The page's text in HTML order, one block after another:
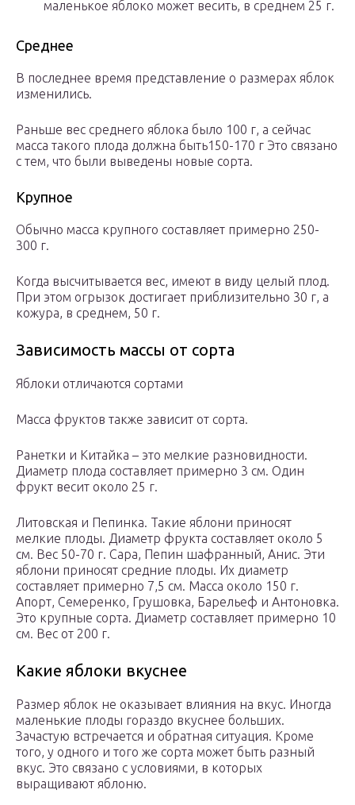
маленькое яблоко может весить, в среднем 25 г.
Среднее
В последнее время представление о размерах яблок
изменились.
Раньше вес среднего яблока было 100 г, а сейчас
масса такого плода должна быть150-170 г Это связано
с тем, что были выведены новые сорта.
Крупное
Обычно масса крупного составляет примерно 250-
300 г.
Когда высчитывается вес, имеют в виду целый плод.
При этом огрызок достигает приблизительно 30 г, а
кожура, в среднем, 50 г.
Зависимость массы от сорта
Яблоки отличаются сортами
Масса фруктов также зависит от сорта.
Ранетки и Китайка – это мелкие разновидности.
Диаметр плода составляет примерно 3 см. Один
фрукт весит около 25 г.
Литовская и Пепинка. Такие яблони приносят
мелкие плоды. Диаметр фрукта составляет около 5
см. Вес 50-70 г. Сара, Пепин шафранный, Анис. Эти
яблони приносят средние плоды. Их диаметр
составляет примерно 7,5 см. Масса около 150 г.
Апорт, Семеренко, Грушовка, Барельеф и Антоновка.
Это крупные сорта. Диаметр составляет примерно 10
см. Вес от 200 г.
Какие яблоки вкуснее
Размер яблок не оказывает влияния на вкус. Иногда
маленькие плоды гораздо вкуснее больших.
Зачастую встречается и обратная ситуация. Кроме
того, у одного и того же сорта может быть разный
вкус. Это связано с условиями, в которых
выращивают яблоню.